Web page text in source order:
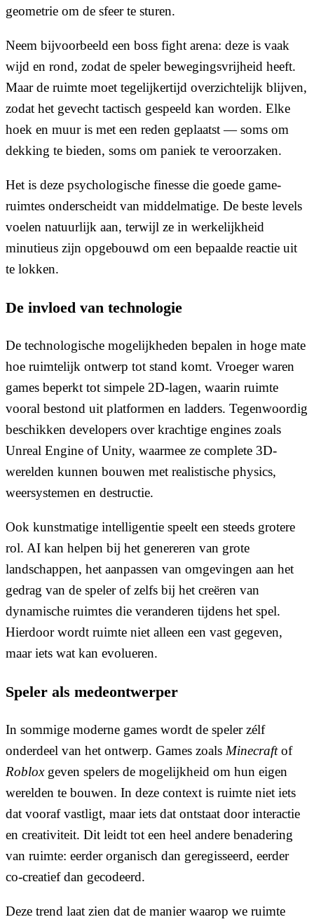
geometrie om de sfeer te sturen.
Neem bijvoorbeeld een boss fight arena: deze is vaak
wijd en rond, zodat de speler bewegingsvrijheid heeft.
Maar de ruimte moet tegelijkertijd overzichtelijk blijven,
zodat het gevecht tactisch gespeeld kan worden. Elke
hoek en muur is met een reden geplaatst — soms om
dekking te bieden, soms om paniek te veroorzaken.
Het is deze psychologische finesse die goede game-
ruimtes onderscheidt van middelmatige. De beste levels
voelen natuurlijk aan, terwijl ze in werkelijkheid
minutieus zijn opgebouwd om een bepaalde reactie uit
te lokken.
De invloed van technologie
De technologische mogelijkheden bepalen in hoge mate
hoe ruimtelijk ontwerp tot stand komt. Vroeger waren
games beperkt tot simpele 2D-lagen, waarin ruimte
vooral bestond uit platformen en ladders. Tegenwoordig
beschikken developers over krachtige engines zoals
Unreal Engine of Unity, waarmee ze complete 3D-
werelden kunnen bouwen met realistische physics,
weersystemen en destructie.
Ook kunstmatige intelligentie speelt een steeds grotere
rol. AI kan helpen bij het genereren van grote
landschappen, het aanpassen van omgevingen aan het
gedrag van de speler of zelfs bij het creëren van
dynamische ruimtes die veranderen tijdens het spel.
Hierdoor wordt ruimte niet alleen een vast gegeven,
maar iets wat kan evolueren.
Speler als medeontwerper
In sommige moderne games wordt de speler zélf
onderdeel van het ontwerp. Games zoals Minecraftof
Robloxgeven spelers de mogelijkheid om hun eigen
werelden te bouwen. In deze context is ruimte niet iets
dat vooraf vastligt, maar iets dat ontstaat door interactie
en creativiteit. Dit leidt tot een heel andere benadering
van ruimte: eerder organisch dan geregisseerd, eerder
co-creatief dan gecodeerd.
Deze trend laat zien dat de manier waarop we ruimte